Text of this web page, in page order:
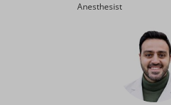
Anesthesist